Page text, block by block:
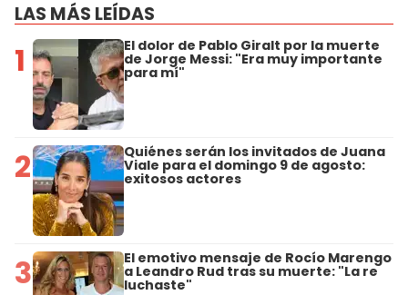
LAS MÁS LEÍDAS
1 El dolor de Pablo Giralt por la muerte
de Jorge Messi: "Era muy importante
para mí"
2 Quiénes serán los invitados de Juana
Viale para el domingo 9 de agosto:
exitosos actores
3 El emotivo mensaje de Rocío Marengo
a Leandro Rud tras su muerte: "La re
luchaste"